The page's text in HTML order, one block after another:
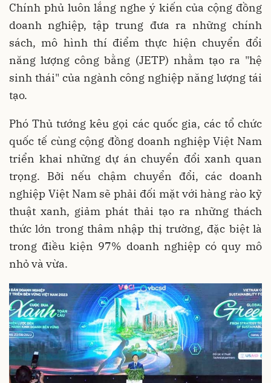
Chính phủ luôn lắng nghe ý kiến của cộng đồng
doanh nghiệp, tập trung đưa ra những chính
sách, mô hình thí điểm thực hiện chuyển đổi
năng lượng công bằng (JETP) nhằm tạo ra "hệ
sinh thái" của ngành công nghiệp năng lượng tái
tạo.
Phó Thủ tướng kêu gọi các quốc gia, các tổ chức
quốc tế cùng cộng đồng doanh nghiệp Việt Nam
triển khai những dự án chuyển đổi xanh quan
trọng. Bởi nếu chậm chuyển đổi, các doanh
nghiệp Việt Nam sẽ phải đối mặt với hàng rào kỹ
thuật xanh, giảm phát thải tạo ra những thách
thức lớn trong thâm nhập thị trường, đặc biệt là
trong điều kiện 97% doanh nghiệp có quy mô
nhỏ và vừa.